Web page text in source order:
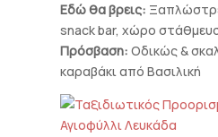
Εδώ θα βρεις:
snack bar, χώρο
Πρόσβαση: Οδικώς &
καραβάκι από Βασιλική